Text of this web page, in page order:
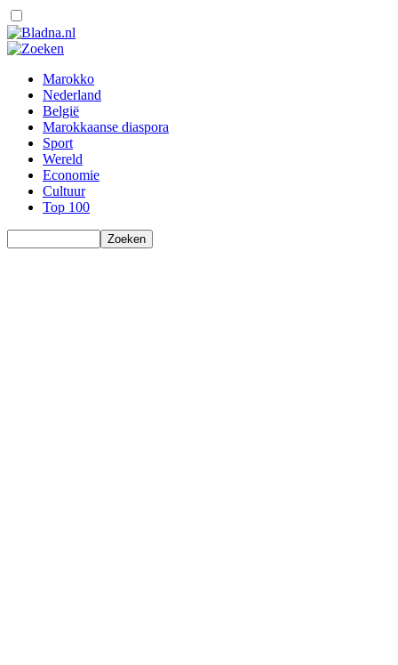
Marokko
Nederland
België
Marokkaanse diaspora
Sport
Wereld
Economie
Cultuur
Top 100